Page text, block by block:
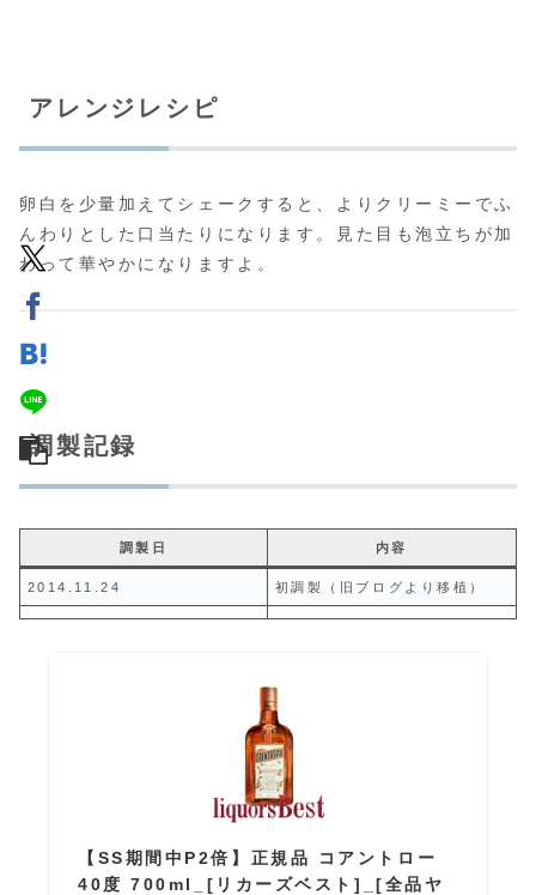
アレンジレシピ
卵白を少量加えてシェークすると、よりクリーミーでふ
んわりとした口当たりになります。見た目も泡立ちが加
わって華やかになりますよ。
調製記録
調製日 内容
2014.11.24 初調製（旧ブログより移植）
【SS期間中P2倍】正規品 コアントロー
40度 700ml_[リカーズベスト]_[全品ヤ